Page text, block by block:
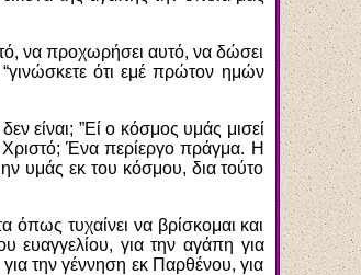
να προχωρήσει αυτό, να δώσει
ότι εμέ πρώτον ημών
είναι; ”Εί ο κόσμος υμάς μισεί
Χριστό; Ένα περίεργο πράγμα. Η
υμάς εκ του κόσμου, δια τούτο
όπως τυχαίνει να βρίσκομαι και
ευαγγελίου, για την αγάπη για
την γέννηση εκ Παρθένου, για